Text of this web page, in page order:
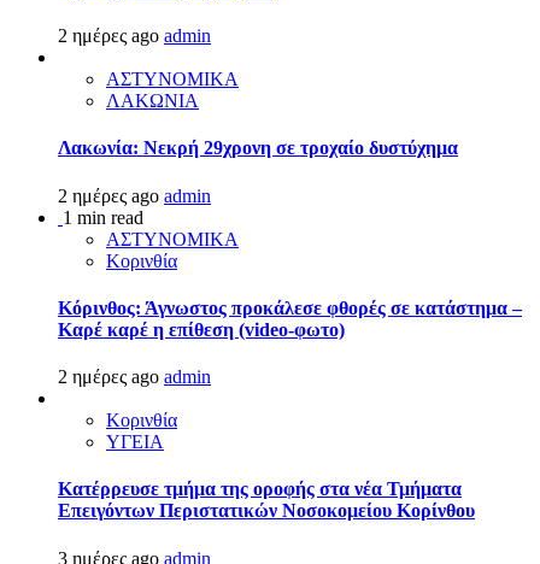
2 ημέρες ago admin
ΑΣΤΥΝΟΜΙΚΑ
ΛΑΚΩΝΙΑ
Λακωνία: Νεκρή 29χρονη σε τροχαίο δυστύχημα
2 ημέρες ago admin
1 min read
ΑΣΤΥΝΟΜΙΚΑ
Κορινθία
Κόρινθος: Άγνωστος προκάλεσε φθορές σε κατάστημα –
Καρέ καρέ η επίθεση (video-φωτο)
2 ημέρες ago admin
Κορινθία
ΥΓΕΙΑ
Kατέρρευσε τμήμα της οροφής στα νέα Τμήματα
Επειγόντων Περιστατικών Νοσοκομείου Κορίνθου
3 ημέρες ago admin